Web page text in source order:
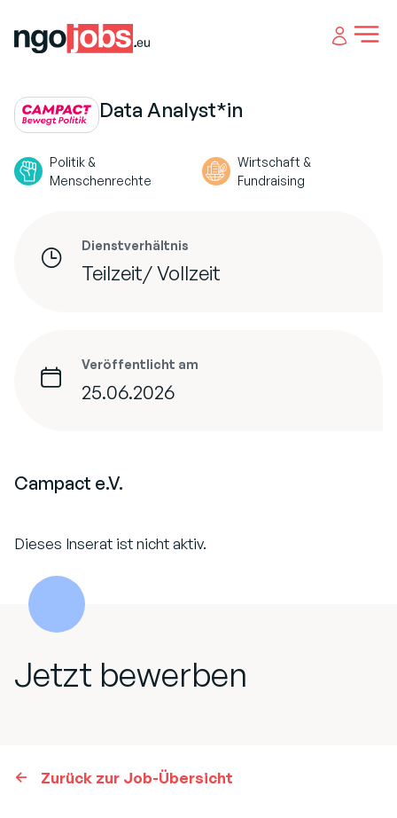
Open
Data Analyst*in
Politik &
Menschenrechte
Wirtschaft &
Fundraising
Dienstverhältnis
Teilzeit/ Vollzeit
Veröffentlicht am
25.06.2026
Campact e.V.
Dieses Inserat ist nicht aktiv.
Jetzt bewerben
Zurück zur Job-Übersicht